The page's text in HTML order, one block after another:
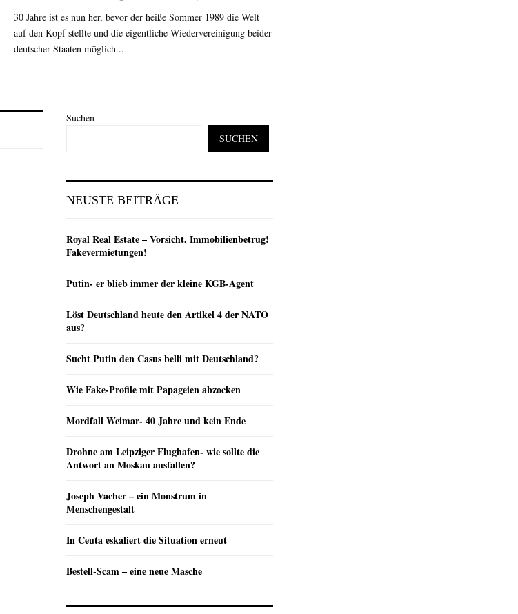
30 Jahre ist es nun her, bevor der heiße Sommer 1989 die Welt
auf den Kopf stellte und die eigentliche Wiedervereinigung beider
deutscher Staaten möglich...
Suchen
SUCHEN
NEUSTE BEITRÄGE
Royal Real Estate – Vorsicht, Immobilienbetrug!
Fakevermietungen!
Putin- er blieb immer der kleine KGB-Agent
Löst Deutschland heute den Artikel 4 der NATO
aus?
Sucht Putin den Casus belli mit Deutschland?
Wie Fake-Profile mit Papageien abzocken
Mordfall Weimar- 40 Jahre und kein Ende
Drohne am Leipziger Flughafen- wie sollte die
Antwort an Moskau ausfallen?
Joseph Vacher – ein Monstrum in
Menschengestalt
In Ceuta eskaliert die Situation erneut
Bestell-Scam – eine neue Masche